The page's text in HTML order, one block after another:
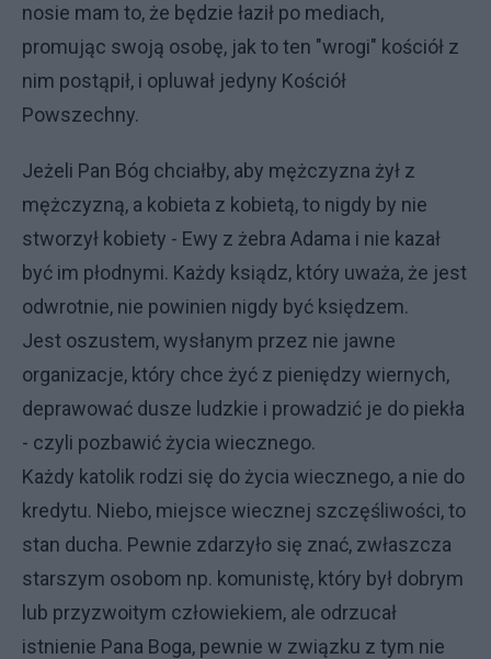
nosie mam to, że będzie łaził po mediach,
promując swoją osobę, jak to ten "wrogi" kościół z
nim postąpił, i opluwał jedyny Kościół
Powszechny.
Jeżeli Pan Bóg chciałby, aby mężczyzna żył z
mężczyzną, a kobieta z kobietą, to nigdy by nie
stworzył kobiety - Ewy z żebra Adama i nie kazał
być im płodnymi. Każdy ksiądz, który uważa, że jest
odwrotnie, nie powinien nigdy być księdzem.
Jest oszustem, wysłanym przez nie jawne
organizacje, który chce żyć z pieniędzy wiernych,
deprawować dusze ludzkie i prowadzić je do piekła
- czyli pozbawić życia wiecznego.
Każdy katolik rodzi się do życia wiecznego, a nie do
kredytu. Niebo, miejsce wiecznej szczęśliwości, to
stan ducha. Pewnie zdarzyło się znać, zwłaszcza
starszym osobom np. komunistę, który był dobrym
lub przyzwoitym człowiekiem, ale odrzucał
istnienie Pana Boga, pewnie w związku z tym nie